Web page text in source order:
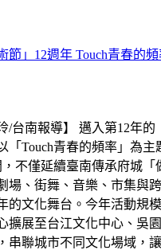
節」12週年 Touch青春的
/台南報導】 邁入第12年的
「Touch青春的頻率」為主
不僅延續臺南傳承府城「
場、街舞、音樂、市集與
的文化舞台。今年活動規
擴展至台江文化中心、吳
串聯城市不同文化場域，